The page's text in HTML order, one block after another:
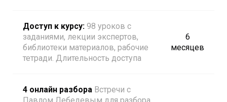
Доступ к курсу: 98 уроков с
заданиями, лекции экспертов,
библиотеки материалов, рабочие
тетради. Длительность доступа
6
месяцев
4 онлайн разбора Встречи с